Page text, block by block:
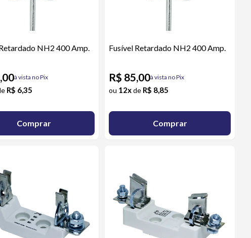
NH2 400 Amp.
à vista no Pix
R$ 6,35
Comprar
Fusível Retardado NH2 400 Amp.
R$ 85,00à vista no Pix
ou 12xde R$ 8,85
Comprar